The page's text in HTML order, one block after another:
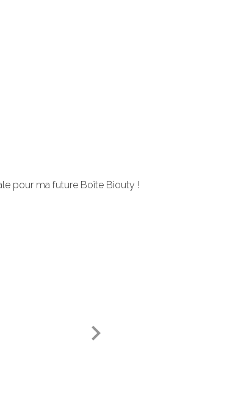
pour ma future Boîte Biouty !